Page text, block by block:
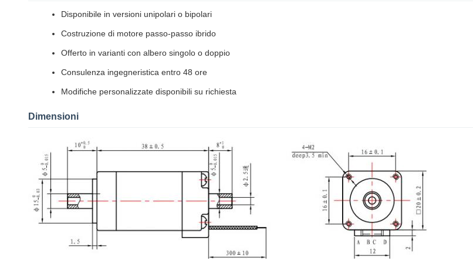
Disponibile in versioni unipolari o bipolari
Costruzione di motore passo-passo ibrido
Offerto in varianti con albero singolo o doppio
Consulenza ingegneristica entro 48 ore
Modifiche personalizzate disponibili su richiesta
Dimensioni